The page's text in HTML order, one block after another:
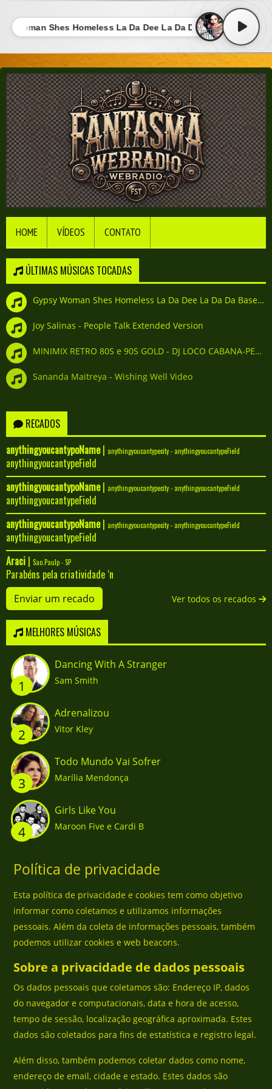
Woman Shes Homeless La Da Dee La Da Da Basement Boy
HOME VÍDEOS CONTATO
ÚLTIMAS MÚSICAS TOCADAS
Gypsy Woman Shes Homeless La Da Dee La Da Da Basement Boy Strip To The Bone Mix
Joy Salinas - People Talk Extended Version
MINIMIX RETRO 80S e 90S GOLD - DJ LOCO CABANA-PERU
Sananda Maitreya - Wishing Well Video
RECADOS
anythingyoucantypoName| anythingyoucantypecity - anythingyoucantypeField
anythingyoucantypeField
anythingyoucantypoName| anythingyoucantypecity - anythingyoucantypeField
anythingyoucantypeField
anythingyoucantypoName| anythingyoucantypecity - anythingyoucantypeField
anythingyoucantypeField
Araci | Sao.Paulp - SP
Parabéns pela criatividade ‘n
Enviar um recado Ver todos os recados
MELHORES MÚSICAS
1
Dancing With A Stranger
Sam Smith
2
Adrenalizou
Vitor Kley
3
Todo Mundo Vai Sofrer
Marília Mendonça
4
Girls Like You
Maroon Five e Cardi B
Política de privacidade
Esta política de privacidade e cookies tem como objetivo
informar como coletamos e utilizamos informações
pessoais. Além da coleta de informações pessoais, também
podemos utilizar cookies e web beacons.
Sobre a privacidade de dados pessoais
Os dados pessoais que coletamos são: Endereço IP, dados
do navegador e computacionais, data e hora de acesso,
tempo de sessão, localização geográfica aproximada. Estes
dados são coletados para fins de estatística e registro legal.
Além disso, também podemos coletar dados como nome,
endereço de email, cidade e estado. Estes dados são